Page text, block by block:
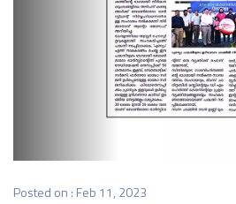
Posted on : Feb 11, 2023